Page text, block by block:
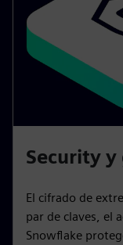
Security
El cifrado de
par de claves, el
Snowflake